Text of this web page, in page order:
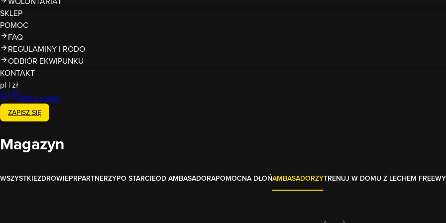
SKLEP
POMOC
FAQ
REGULAMINY I RODO
ODBIÓR EKWIPUNKU
KONTAKT
pl |zł
Moje konto
ZAPISZ SIĘ
Magazyn
WSZYSTKIEZDROWIEPRPARTNERZYPO STARCIEOD AMBASADORAPOMOCNA DŁOŃAMBASADORZYTRENUJ W DOMU Z LECHEM FREE